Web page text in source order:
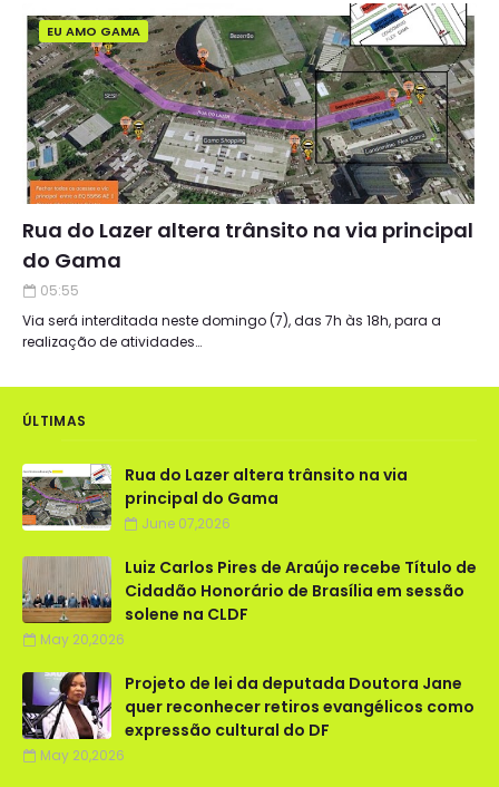
EU AMO GAMA
Rua do Lazer altera trânsito na via principal
do Gama
05:55
Via será interditada neste domingo (7), das 7h às 18h, para a
realização de atividades…
ÚLTIMAS
Rua do Lazer altera trânsito na via
principal do Gama
June 07,2026
Luiz Carlos Pires de Araújo recebe Título de
Cidadão Honorário de Brasília em sessão
solene na CLDF
May 20,2026
Projeto de lei da deputada Doutora Jane
quer reconhecer retiros evangélicos como
expressão cultural do DF
May 20,2026